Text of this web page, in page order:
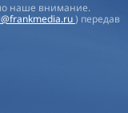
наше внимание.
) передав